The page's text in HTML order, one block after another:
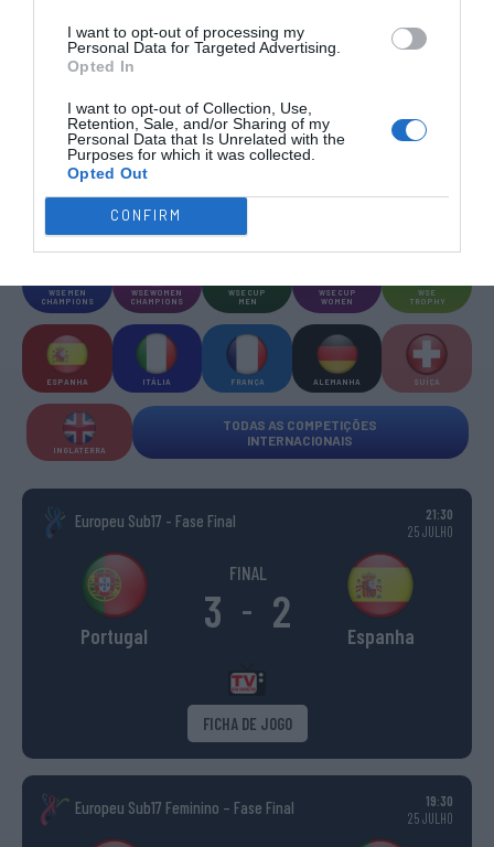
I want to opt-out of processing my
Personal Data for Targeted Advertising.
Opted In
I want to opt-out of Collection, Use,
Retention, Sale, and/or Sharing of my
Personal Data that Is Unrelated with the
Purposes for which it was collected.
Opted Out
CONFIRM
SUB-23 SUB-19 SUB-17 SUB-13
TORNEIOS 3x3 MASCULINO MASTERS
COMPETIÇÕES INTERNACIONAIS
WSE MEN
CHAMPIONS
WSE WOMEN
CHAMPIONS
WSE CUP
MEN
WSE CUP
WOMEN
WSE
TROPHY
ESPANHA ITÁLIA FRANÇA ALEMANHA SUÍÇA
INGLATERRA
TODAS AS COMPETIÇÕES
INTERNACIONAIS
Europeu Sub17 - Fase Final
21:30
25 JULHO
Portugal
FINAL
3 - 2 Espanha
FICHA DE JOGO
Europeu Sub17 Feminino – Fase Final
19:30
25 JULHO